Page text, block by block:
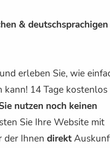
& deutschsprachigen
erleben Sie, wie
kann! 14 Tage kostenlos
nutzen noch keinen
Sie Ihre Website mit
der Ihnen direkt